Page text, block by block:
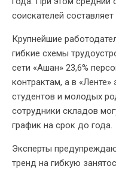
соискателей
Крупнейшие
гибкие схемы
сети «Ашан» 23,6%
контрактам, а в
студентов и молодых
сотрудники складов
график на срок до года.
Эксперты
тренд на гибкую